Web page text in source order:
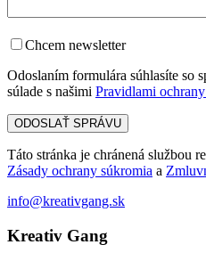
Chcem newsletter
Odoslaním formulára súhlasíte so
súlade s našimi Pravidlami
Táto stránka je chránená službou
Zásady ochrany súkromia a
info@kreativgang.sk
Kreativ Gang